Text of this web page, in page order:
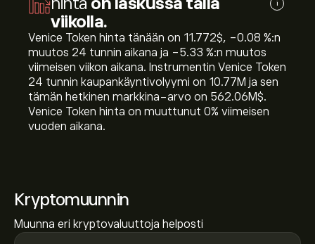
Kryptomuunnin
Muunna eri kryptovaluuttoja helposti
viikolla.
i
Venice Token hinta tänään on 11.772‎$‎, ‎-0.08‎ %:n
muutos 24 tunnin aikana ja ‎-5.33‎ %:n muutos
viimeisen viikon aikana. Instrumentin Venice Token
24 tunnin kaupankäyntivolyymi on 10.77M ja sen
tämän hetkinen markkina-arvo on 562.06M‎$‎.
Venice Token hinta on muuttunut ‎0‎% viimeisen
vuoden aikana.